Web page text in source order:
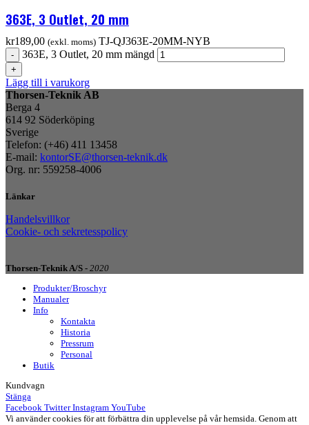
363E, 3 Outlet, 20 mm
kr189,00 (exkl. moms) TJ-QJ363E-20MM-NYB
363E, 3 Outlet, 20 mm mängd
Lägg till i varukorg
Thorsen-Teknik AB
Berga 4
614 92 Söderköping
Sverige
Telefon: (+46) 411 13458
E-mail: kontorSE@thorsen-teknik.dk
Org. nr: 559258-4006
Länkar
Handelsvillkor
Cookie- och sekretesspolicy
Thorsen-Teknik A/S - 2020
Produkter/Broschyr
Manualer
Info
Kontakta
Historia
Pressrum
Personal
Butik
Kundvagn
Stänga
Facebook Twitter Instagram YouTube
Vi använder cookies för att förbättra din upplevelse på vår hemsida. Genom att